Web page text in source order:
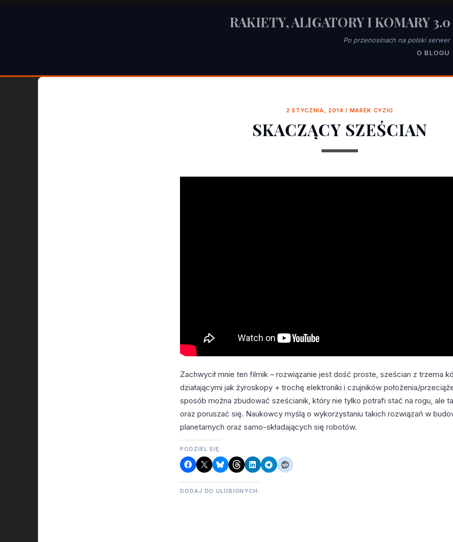
RAKIETY, ALIGATORY I KOMARY 3.0
Po przenosinach na polski serwer
O BLOGU
2 STYCZNIA, 2014 / MAREK CYZIO
SKACZĄCY SZEŚCIAN
Zachwycił mnie ten filmik – rozwiązanie jest dość proste, sześcian z trzema
działającymi jak żyroskopy + trochę elektroniki i czujników położenia/
sposób można zbudować sześcianik, który nie tylko potrafi stać na rogu, ale
oraz poruszać się. Naukowcy myślą o wykorzystaniu takich rozwiązań w
planetarnych oraz samo-składających się robotów.
PODZIEL SIĘ:
DODAJ DO ULUBIONYCH: